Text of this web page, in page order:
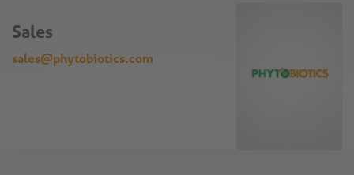
Sales
sales@phytobiotics.com